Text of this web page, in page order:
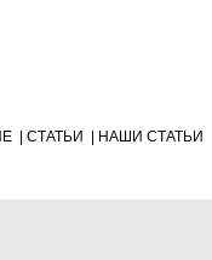
СТАТЬИ НАШИ СТАТЬИ